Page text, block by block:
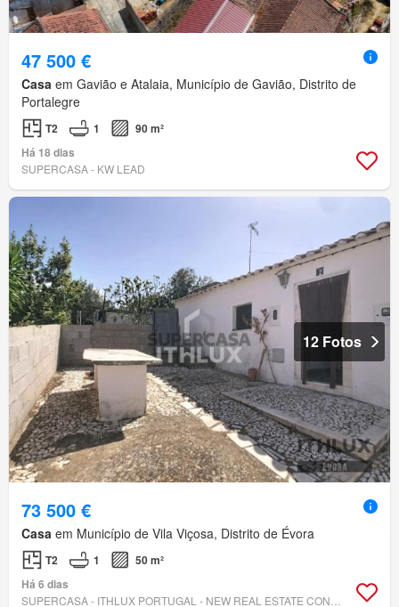
47 500 €
Casa em Gavião e Atalaia, Município de Gavião, Distrito de
Portalegre
T2 1
90 m²
Há 18 dias
SUPERCASA - KW LEAD
12 Fotos
73 500 €
Casa em Município de Vila Viçosa, Distrito de Évora
T2 1
50 m²
Há 6 dias